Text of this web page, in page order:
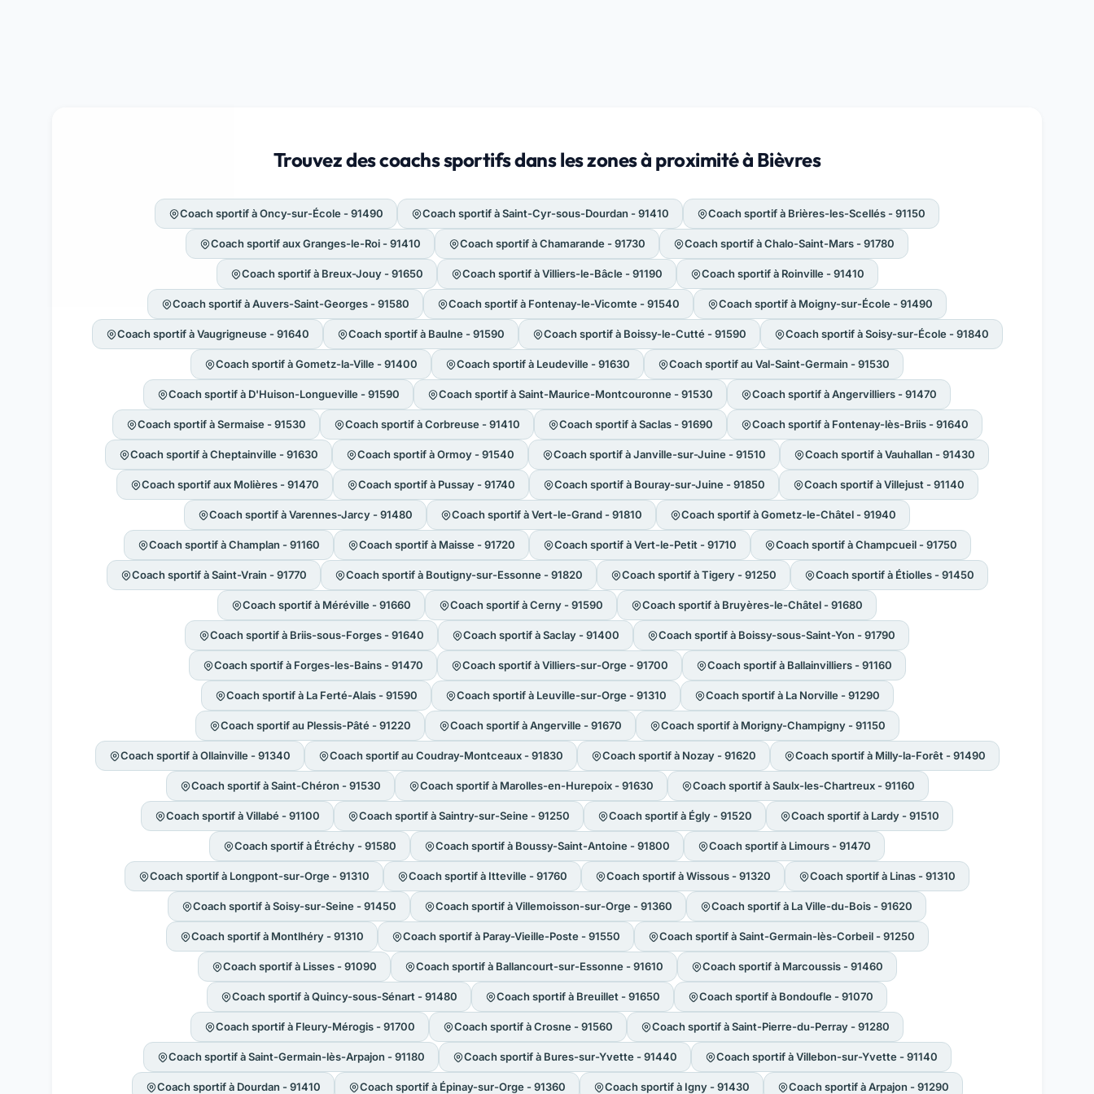
Trouvez des coachs sportifs dans les zones à proximité à Bièvres
Coach sportif à Oncy-sur-École - 91490 Coach sportif à Saint-Cyr-sous-Dourdan - 91410 Coach sportif à Brières-les-Scellés - 91150
Coach sportif aux Granges-le-Roi - 91410 Coach sportif à Chamarande - 91730 Coach sportif à Chalo-Saint-Mars - 91780
Coach sportif à Breux-Jouy - 91650 Coach sportif à Villiers-le-Bâcle - 91190 Coach sportif à Roinville - 91410
Coach sportif à Auvers-Saint-Georges - 91580 Coach sportif à Fontenay-le-Vicomte - 91540 Coach sportif à Moigny-sur-École - 91490
Coach sportif à Vaugrigneuse - 91640 Coach sportif à Baulne - 91590 Coach sportif à Boissy-le-Cutté - 91590 Coach sportif à Soisy-sur-École - 91840
Coach sportif à Gometz-la-Ville - 91400 Coach sportif à Leudeville - 91630 Coach sportif au Val-Saint-Germain - 91530
Coach sportif à D'Huison-Longueville - 91590 Coach sportif à Saint-Maurice-Montcouronne - 91530 Coach sportif à Angervilliers - 91470
Coach sportif à Sermaise - 91530 Coach sportif à Corbreuse - 91410 Coach sportif à Saclas - 91690 Coach sportif à Fontenay-lès-Briis - 91640
Coach sportif à Cheptainville - 91630 Coach sportif à Ormoy - 91540 Coach sportif à Janville-sur-Juine - 91510 Coach sportif à Vauhallan - 91430
Coach sportif aux Molières - 91470 Coach sportif à Pussay - 91740 Coach sportif à Bouray-sur-Juine - 91850 Coach sportif à Villejust - 91140
Coach sportif à Varennes-Jarcy - 91480 Coach sportif à Vert-le-Grand - 91810 Coach sportif à Gometz-le-Châtel - 91940
Coach sportif à Champlan - 91160 Coach sportif à Maisse - 91720 Coach sportif à Vert-le-Petit - 91710 Coach sportif à Champcueil - 91750
Coach sportif à Saint-Vrain - 91770 Coach sportif à Boutigny-sur-Essonne - 91820 Coach sportif à Tigery - 91250 Coach sportif à Étiolles - 91450
Coach sportif à Méréville - 91660 Coach sportif à Cerny - 91590 Coach sportif à Bruyères-le-Châtel - 91680
Coach sportif à Briis-sous-Forges - 91640 Coach sportif à Saclay - 91400 Coach sportif à Boissy-sous-Saint-Yon - 91790
Coach sportif à Forges-les-Bains - 91470 Coach sportif à Villiers-sur-Orge - 91700 Coach sportif à Ballainvilliers - 91160
Coach sportif à La Ferté-Alais - 91590 Coach sportif à Leuville-sur-Orge - 91310 Coach sportif à La Norville - 91290
Coach sportif au Plessis-Pâté - 91220 Coach sportif à Angerville - 91670 Coach sportif à Morigny-Champigny - 91150
Coach sportif à Ollainville - 91340 Coach sportif au Coudray-Montceaux - 91830 Coach sportif à Nozay - 91620 Coach sportif à Milly-la-Forêt - 91490
Coach sportif à Saint-Chéron - 91530 Coach sportif à Marolles-en-Hurepoix - 91630 Coach sportif à Saulx-les-Chartreux - 91160
Coach sportif à Villabé - 91100 Coach sportif à Saintry-sur-Seine - 91250 Coach sportif à Égly - 91520 Coach sportif à Lardy - 91510
Coach sportif à Étréchy - 91580 Coach sportif à Boussy-Saint-Antoine - 91800 Coach sportif à Limours - 91470
Coach sportif à Longpont-sur-Orge - 91310 Coach sportif à Itteville - 91760 Coach sportif à Wissous - 91320 Coach sportif à Linas - 91310
Coach sportif à Soisy-sur-Seine - 91450 Coach sportif à Villemoisson-sur-Orge - 91360 Coach sportif à La Ville-du-Bois - 91620
Coach sportif à Montlhéry - 91310 Coach sportif à Paray-Vieille-Poste - 91550 Coach sportif à Saint-Germain-lès-Corbeil - 91250
Coach sportif à Lisses - 91090 Coach sportif à Ballancourt-sur-Essonne - 91610 Coach sportif à Marcoussis - 91460
Coach sportif à Quincy-sous-Sénart - 91480 Coach sportif à Breuillet - 91650 Coach sportif à Bondoufle - 91070
Coach sportif à Fleury-Mérogis - 91700 Coach sportif à Crosne - 91560 Coach sportif à Saint-Pierre-du-Perray - 91280
Coach sportif à Saint-Germain-lès-Arpajon - 91180 Coach sportif à Bures-sur-Yvette - 91440 Coach sportif à Villebon-sur-Yvette - 91140
Coach sportif à Dourdan - 91410 Coach sportif à Épinay-sur-Orge - 91360 Coach sportif à Igny - 91430 Coach sportif à Arpajon - 91290